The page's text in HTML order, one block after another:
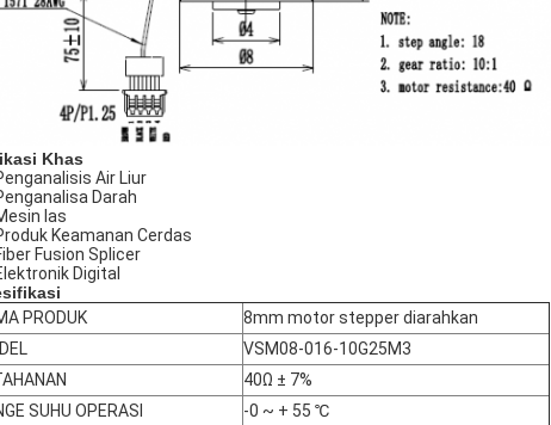
Khas
Air Liur
Darah
las
Keamanan Cerdas
Fusion Splicer
Digital
PRODUK
8mm motor stepper diarahkan
VSM08-016-10G25M3
40Ω ± 7%
SUHU OPERASI
-0 ~ + 55 ℃